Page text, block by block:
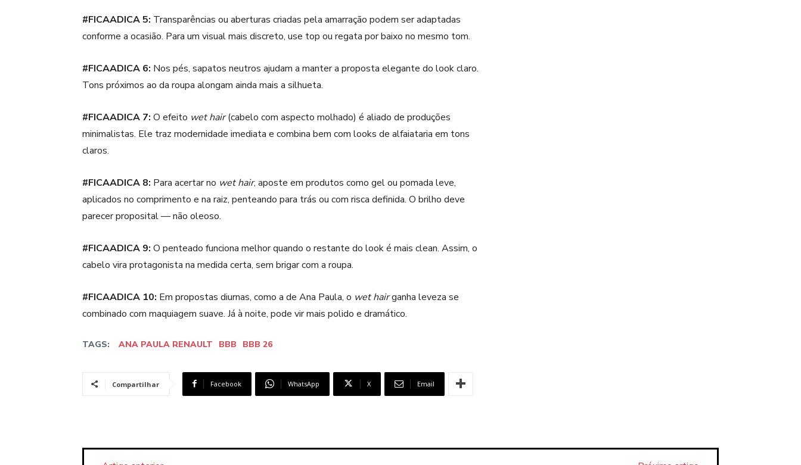
#FICAADICA 5: Transparências ou aberturas criadas pela amarração podem ser adaptadas
conforme a ocasião. Para um visual mais discreto, use top ou regata por baixo no mesmo tom.
#FICAADICA 6: Nos pés, sapatos neutros ajudam a manter a proposta elegante do look claro.
Tons próximos ao da roupa alongam ainda mais a silhueta.
#FICAADICA 7: O efeito wet hair(cabelo com aspecto molhado) é aliado de produções
minimalistas. Ele traz modernidade imediata e combina bem com looks de alfaiataria em tons
claros.
#FICAADICA 8: Para acertar no wet hair, aposte em produtos como gel ou pomada leve,
aplicados no comprimento e na raiz, penteando para trás ou com risca definida. O brilho deve
parecer proposital — não oleoso.
#FICAADICA 9: O penteado funciona melhor quando o restante do look é mais clean. Assim, o
cabelo vira protagonista na medida certa, sem brigar com a roupa.
#FICAADICA 10: Em propostas diurnas, como a de Ana Paula, o wet hairganha leveza se
combinado com maquiagem suave. Já à noite, pode vir mais polido e dramático.
TAGS: ANA PAULA RENAULT BBB BBB 26
Compartilhar Facebook WhatsApp X Email